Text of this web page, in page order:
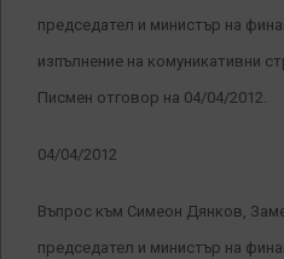
председател и министър на
изпълнение на комуникативни
Писмен отговор на 04/04/2012.
04/04/2012
Въпрос към Симеон Дянков,
председател и министър на